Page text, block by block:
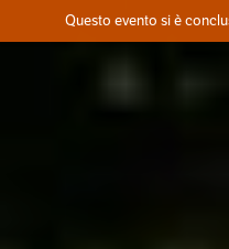
Questo evento si è